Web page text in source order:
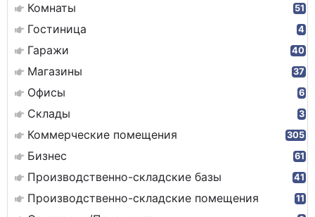
Комнаты 51
Гостиница 4
Гаражи 40
Магазины 37
Офисы 6
Склады 3
Коммерческие помещения 305
Бизнес 61
Производственно-складские базы 41
Производственно-складские помещения 11